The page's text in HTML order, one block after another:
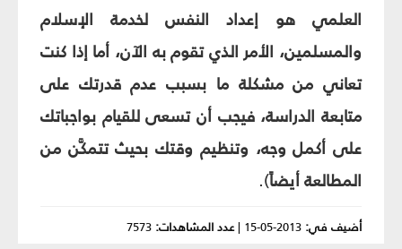
العلمي هو إعداد النفس لخدمة الإسلام
والمسلمين، الأمر الذي تقوم به الآن، أما إذا كنت
تعاني من مشكلة ما بسبب عدم قدرتك على
متابعة الدراسة، فيجب أن تسعى للقيام بواجباتك
على أكمل وجه، وتنظيم وقتك بحيث تتمكَّن من
المطالعة أيضاً).
أضيف في: 2013-05-15
|عدد المشاهدات: 7573